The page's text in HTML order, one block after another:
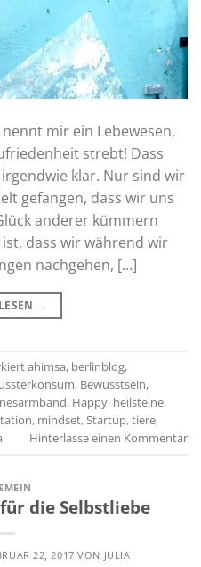
nennt mir ein Lebewesen,
strebt! Dass
klar. Nur sind wir
gefangen, dass wir uns
anderer kümmern
dass wir während wir
nachgehen, […]
→
ahimsa, berlinblog,
, Bewusstsein,
, Happy, heilsteine,
, mindset,Startup,tiere,
Hinterlasse einen Kommentar
die Selbstliebe
22, 2017 VON JULIA